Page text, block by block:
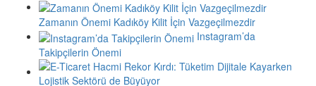
Zamanın Önemi Kadıköy Kilit İçin Vazgeçilmezdir
Instagram’da
Takipçilerin Önemi